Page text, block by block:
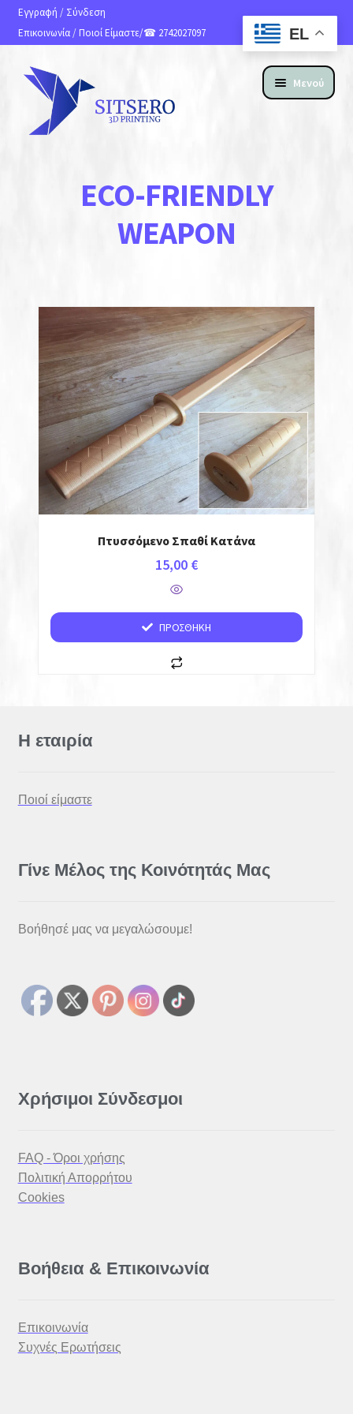
Εγγραφή / Σύνδεση
Επικοινωνία/ Ποιοί Είμαστε/☎ 2742027097
Μενού
ΥΠΗΡΕΣΙΕΣ 3D PRINTING
ΑΝ. ΑΠΟΣΤΟΛΗΣ
ECO-FRIENDLY
WEAPON
Πτυσσόμενο Σπαθί Κατάνα
15,00 €
ΠΡΟΣΘΉΚΗ
Η εταιρία
Ποιοί είμαστε
Γίνε Μέλος της Κοινότητάς Μας
Βοήθησέ μας να μεγαλώσουμε!
Χρήσιμοι Σύνδεσμοι
FAQ - Όροι χρήσης
Πολιτική Απορρήτου
Cookies
Βοήθεια & Επικοινωνία
Επικοινωνία
Συχνές Ερωτήσεις
EL